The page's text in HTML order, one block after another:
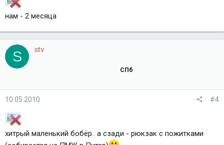
нам - 2 месяца
S stv
СПб
10.05.2010 #4
хитрый маленький бобёр.. а сзади - рюкзак с пожитками